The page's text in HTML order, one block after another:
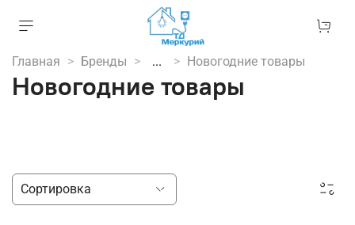
Главная Бренды ... Новогодние товары
Новогодние товары